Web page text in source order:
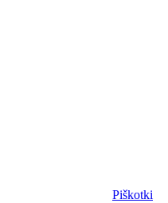
Piškotki